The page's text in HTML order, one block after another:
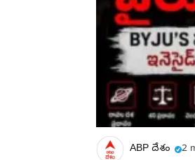
ABP దేశం 2